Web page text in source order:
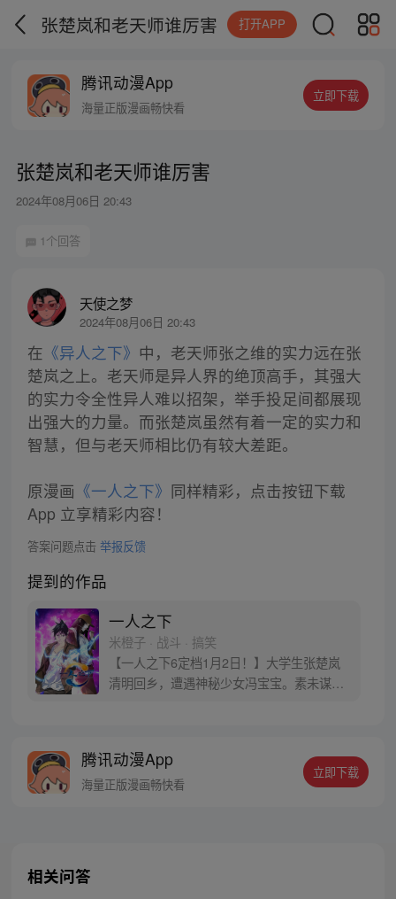
张楚岚和老天师谁厉害 打开APP
腾讯动漫App
海量正版漫画畅快看
立即下载
张楚岚和老天师谁厉害
2024年08月06日 20:43
1个回答
天使之梦
2024年08月06日 20:43
在 《异人之下》 中，老天师张之维的实力远在张
楚岚之上。老天师是异人界的绝顶高手，其强大
的实力令全性异人难以招架，举手投足间都展现
出强大的力量。而张楚岚虽然有着一定的实力和
智慧，但与老天师相比仍有较大差距。
原漫画 《一人之下》 同样精彩，点击按钮下载
App 立享精彩内容！
答案问题点击 举报反馈
提到的作品
一人之下
米橙子 · 战斗 · 搞笑
【一人之下6定档1月2日！】大学生张楚岚
清明回乡，遭遇神秘少女冯宝宝。素未谋面
密，张楚岚的生活被彻底颠覆，与冯宝宝一
同踏上“异人”之旅。
腾讯动漫App
海量正版漫画畅快看
立即下载
相关问答